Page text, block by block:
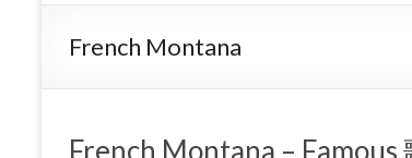
French Montana
French Montana –